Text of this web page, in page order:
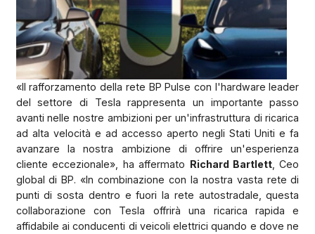
«Il rafforzamento della rete BP Pulse con l'hardware leader
del settore di Tesla rappresenta un importante passo
avanti nelle nostre ambizioni per un'infrastruttura di ricarica
ad alta velocità e ad accesso aperto negli Stati Uniti e fa
avanzare la nostra ambizione di offrire un'esperienza
cliente eccezionale», ha affermato Richard Bartlett , Ceo
global di BP. «In combinazione con la nostra vasta rete di
punti di sosta dentro e fuori la rete autostradale, questa
collaborazione con Tesla offrirà una ricarica rapida e
affidabile ai conducenti di veicoli elettrici quando e dove ne